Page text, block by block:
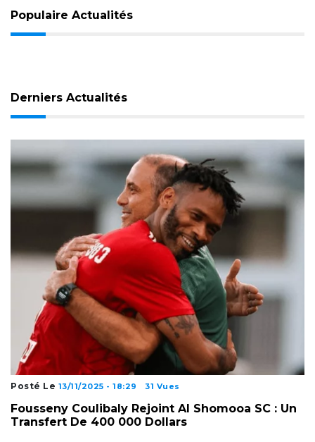
Populaire Actualités
Derniers Actualités
Posté Le 13/11/2025 - 18:29 31 Vues
Fousseny Coulibaly Rejoint Al Shomooa SC : Un
Transfert De 400 000 Dollars